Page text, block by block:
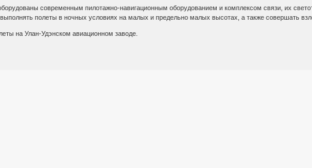
современным пилотажно-навигационным оборудованием и комплексом связи, их
выполнять полеты в ночных условиях на малых и предельно малых высотах, а также совершать
на Улан-Удэнском авиационном заводе.